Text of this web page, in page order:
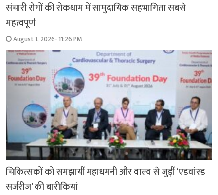
संचारी रोगों की रोकथाम में सामुदायिक सहभागिता सबसे
महत्वपूर्ण
August 1, 2026- 11:26 PM
चिकित्सकों को समझायीं महाधमनी और वाल्व से जुड़ीं ‘एडवांस्ड
सर्जरीज’ की बारीकियां